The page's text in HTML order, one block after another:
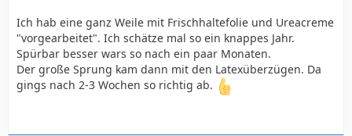
Ich hab eine ganz Weile mit Frischhaltefolie und Ureacreme
"vorgearbeitet". Ich schätze mal so ein knappes Jahr.
Spürbar besser wars so nach ein paar Monaten.
Der große Sprung kam dann mit den Latexüberzügen. Da
gings nach 2-3 Wochen so richtig ab.